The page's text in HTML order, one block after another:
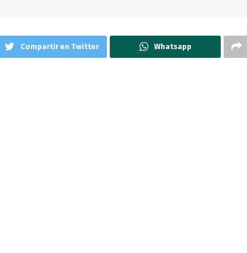
Compartir en Twitter Whatsapp